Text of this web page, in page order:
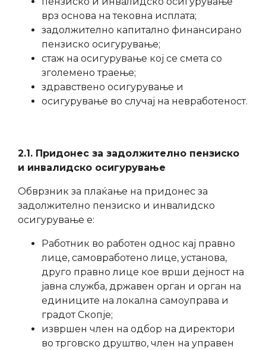
врз основа на тековна исплата;
задолжително капитално финансирано
пензиско осигурување;
стаж на осигурување кој се смета со
зголемено траење;
здравствено осигурување и
осигурување во случај на невработеност.
2.1. Придонес за задолжително пензиско
и инвалидско осигурување
Обврзник за плаќање на придонес за
задолжително пензиско и инвалидско
осигурување е:
Работник во работен однос кај правно
лице, самовработено лице, установа,
друго правно лице кое врши дејност на
јавна служба, државен орган и орган на
единиците на локална самоуправа и
градот Скопје;
извршен член на одбор на директори
во трговско друштво, член на управен